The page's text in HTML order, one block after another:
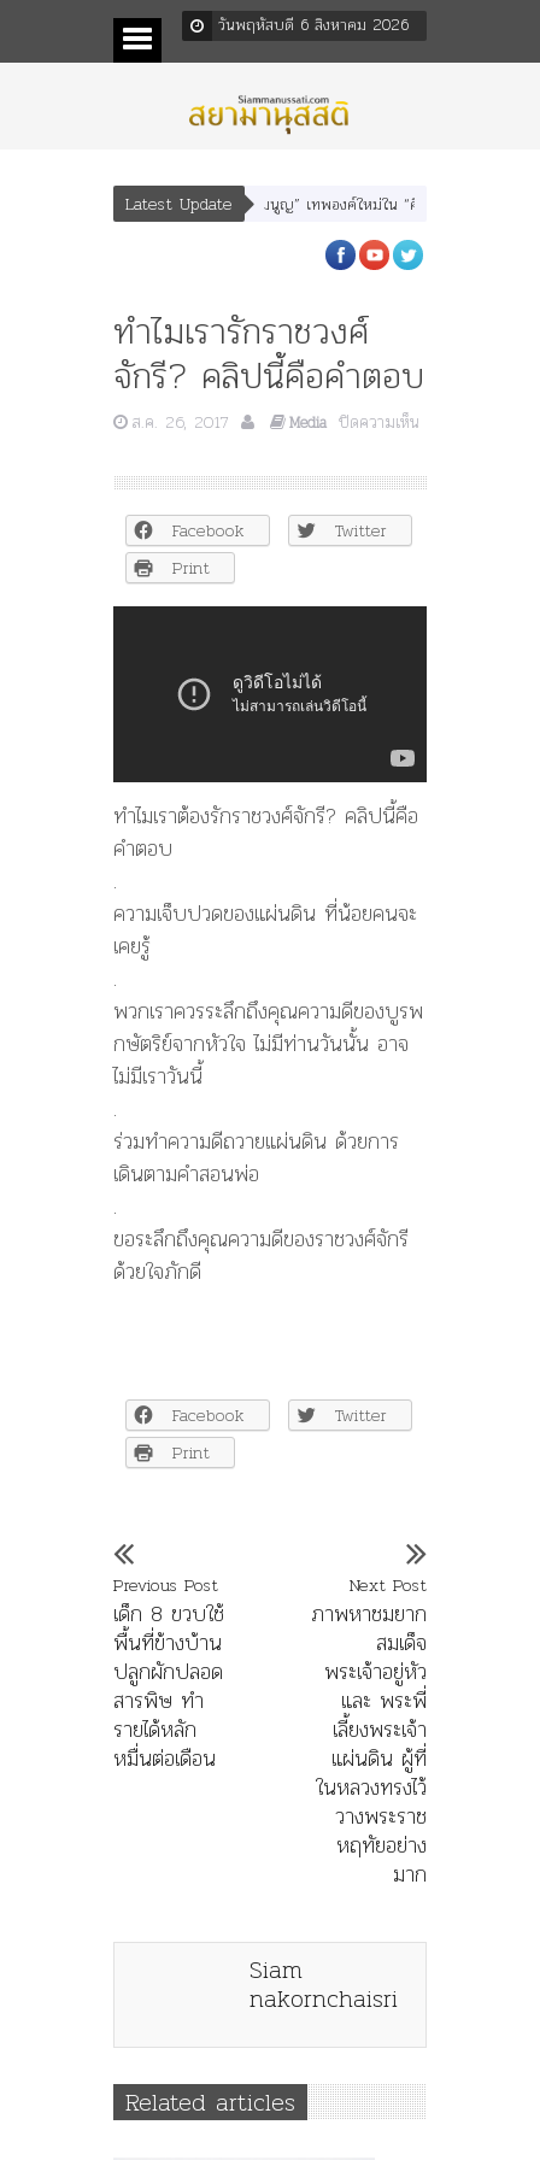
วันพฤหัสบดี 6 สิงหาคม 2026
Latest Update
นา” “อรุณเทพบุตร” และ “เทพีรัฐธรรมนูญ” เทพองค์ใหม่ใน “ศิลปะคณะราษฎร”
ทำไมเรารักราชวงศ์
จักรี? คลิปนี้คือคำตอบ
ส.ค. 26, 2017 Media ปิดความเห็น
ทำไม
เรา
รัก
ราชวงศ์
จักรี?
คลิป
นี้
Facebook
Twitter
Print
ทำไมเราต้องรักราชวงศ์จักรี? คลิปนี้คือ
คำตอบ
.
ความเจ็บปวดของแผ่นดิน ที่น้อยคนจะ
เคยรู้
.
พวกเราควรระลึกถึงคุณความดีของบูรพ
กษัตริย์จากหัวใจ ไม่มีท่านวันนั้น อาจ
ไม่มีเราวันนี้
.
ร่วมทำความดีถวายแผ่นดิน ด้วยการ
เดินตามคำสอนพ่อ
.
ขอระลึกถึงคุณความดีของราชวงศ์จักรี
ด้วยใจภักดี
Facebook
Twitter
Print
Previous Post
เด็ก 8 ขวบใช้
พื้นที่ข้างบ้าน
ปลูกผักปลอด
สารพิษ ทำ
รายได้หลัก
หมื่นต่อเดือน
Next Post
ภาพหาชมยาก
สมเด็จ
พระเจ้าอยู่หัว
และ พระพี่
เลี้ยงพระเจ้า
แผ่นดิน ผู้ที่
ในหลวงทรงไว้
วางพระราช
หฤทัยอย่าง
มาก
Siam
nakornchaisri
Related articles